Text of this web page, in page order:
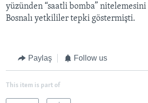
yüzünden “saatli bomba” nitelemesini
Bosnalı yetkililer tepki göstermişti.
Paylaş Follow us
This item is part of